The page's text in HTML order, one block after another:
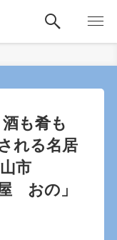
も肴も
れる名居
市
おの」